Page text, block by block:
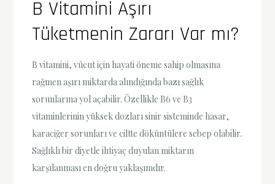
B Vitamini Aşırı
Tüketmenin Zararı Var mı?
B vitamini, vücut için hayati öneme sahip olmasına
rağmen aşırı miktarda alındığında bazı sağlık
sorunlarına yol açabilir. Özellikle B6 ve B3
vitaminlerinin yüksek dozları sinir sisteminde hasar,
karaciğer sorunları ve ciltte döküntülere sebep olabilir.
Sağlıklı bir diyetle ihtiyaç duyulan miktarın
karşılanması en doğru yaklaşımdır.